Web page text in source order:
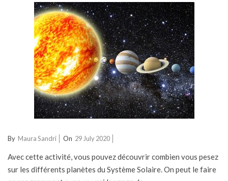
2020-
29
By Maura Sandri On 29 July 2020
Avec cette activité, vous pouvez découvrir combien vous pesez
sur les différents planètes du Système Solaire. On peut le faire